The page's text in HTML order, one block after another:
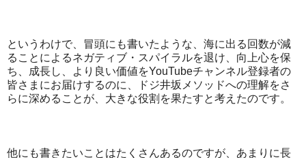
というわけで、冒頭にも書いたような、海に出る回数が減
ることによるネガティブ・スパイラルを退け、向上心を保
ち、成長し、より良い価値をYouTubeチャンネル登録者の
皆さまにお届けするのに、ドジ井坂メソッドへの理解をさ
らに深めることが、大きな役割を果たすと考えたのです。
他にも書きたいことはたくさんあるのですが、あまりに長